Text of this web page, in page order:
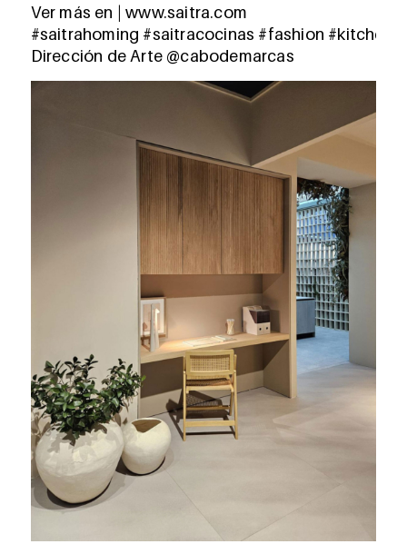
Ver más en | www.saitra.com
#saitrahoming #saitracocinas #fashion
Dirección de Arte @cabodemarcas